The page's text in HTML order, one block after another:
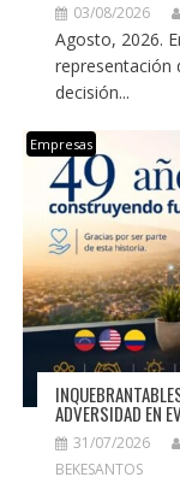
03/08/2026
Agosto, 2026.
representación
decisión...
Empresas
ADVERSIDAD EN
31/07/2026
BEKESANTOS